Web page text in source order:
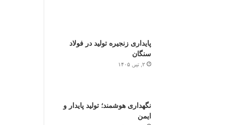
پایداری زنجیره تولید در فولاد
سنگان
۲, تیر, ۱۴۰۵
نگهداری هوشمند؛ تولید پایدار و
ایمن